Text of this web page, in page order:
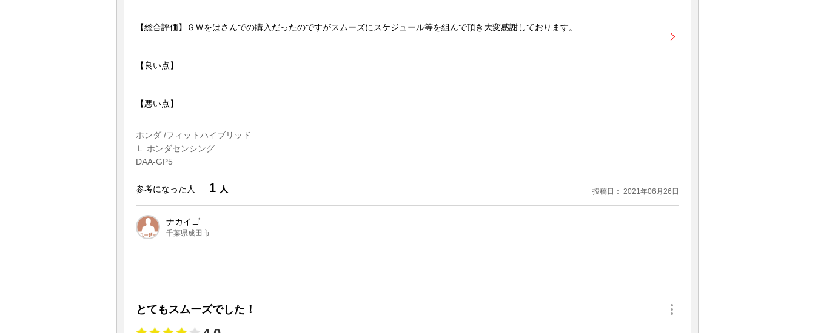
【総合評価】ＧＷをはさんでの購入だったのですがスムーズにスケジュール等を組んで頂き大変感謝しております。
【良い点】
【悪い点】
ホンダ /フィットハイブリッド
Ｌ ホンダセンシング
DAA-GP5
参考になった人 1 人 投稿日： 2021年06月26日
ナカイゴ
千葉県成田市
とてもスムーズでした！